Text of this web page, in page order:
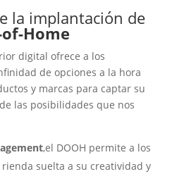
la implantación de
Home
digital ofrece a los
de opciones a la hora
y marcas para captar su
las posibilidades que nos
,el DOOH permite a los
suelta a su creatividad y